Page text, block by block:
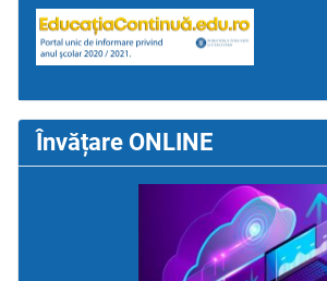
Învățare ONLINE